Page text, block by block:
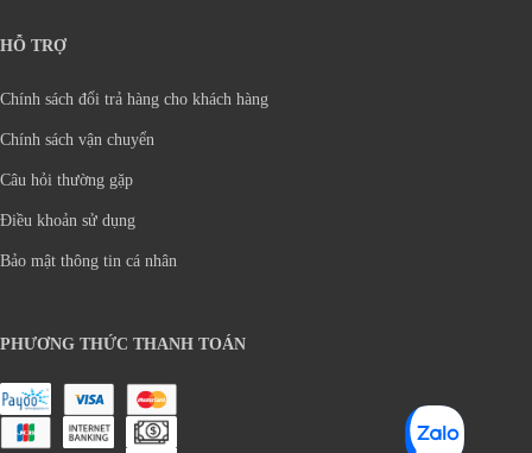
HỖ TRỢ
Chính sách đổi trả hàng cho khách hàng
Chính sách vận chuyển
Câu hỏi thường gặp
Điều khoản sử dụng
Bảo mật thông tin cá nhân
PHƯƠNG THỨC THANH TOÁN